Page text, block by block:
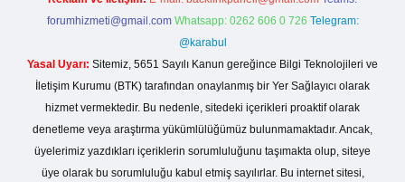
forumhizmeti@gmail.com Whatsapp: 0262 606 0 726 Telegram:
@karabul
Yasal Uyarı: Sitemiz, 5651 Sayılı Kanun gereğince Bilgi Teknolojileri ve
İletişim Kurumu (BTK) tarafından onaylanmış bir Yer Sağlayıcı olarak
hizmet vermektedir. Bu nedenle, sitedeki içerikleri proaktif olarak
denetleme veya araştırma yükümlülüğümüz bulunmamaktadır. Ancak,
üyelerimiz yazdıkları içeriklerin sorumluluğunu taşımakta olup, siteye
üye olarak bu sorumluluğu kabul etmiş sayılırlar. Bu internet sitesi,